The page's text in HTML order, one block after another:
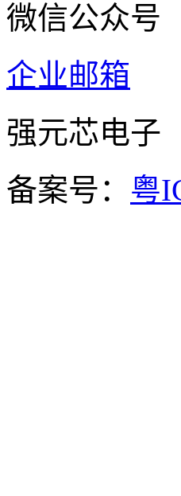
微信公众号
企业邮箱
强元芯电
备案号： 粤